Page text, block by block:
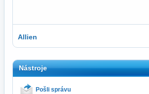
Allien
Nástroje
Pošli správu